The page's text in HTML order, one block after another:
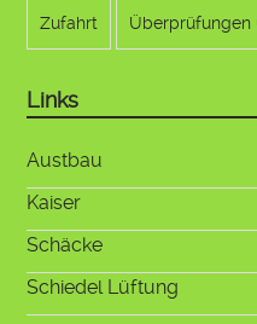
Zufahrt Überprüfungen
Links
Austbau
Kaiser
Schäcke
Schiedel Lüftung